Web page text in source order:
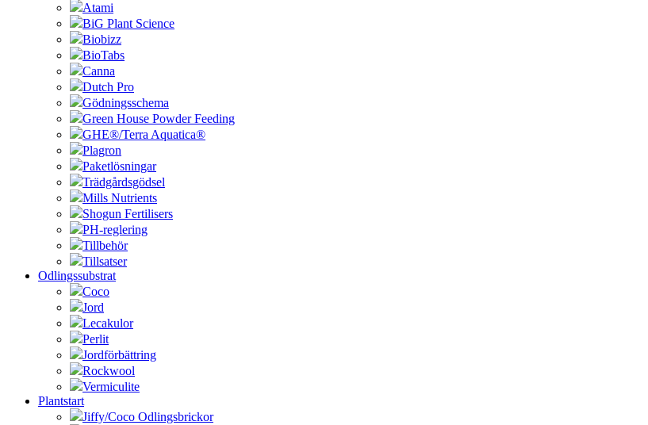
Atami
BiG Plant Science
Biobizz
BioTabs
Canna
Dutch Pro
Gödningsschema
Green House Powder Feeding
GHE®/Terra Aquatica®
Plagron
Paketlösningar
Trädgårdsgödsel
Mills Nutrients
Shogun Fertilisers
PH-reglering
Tillbehör
Tillsatser
Odlingssubstrat
Coco
Jord
Lecakulor
Perlit
Jordförbättring
Rockwool
Vermiculite
Plantstart
Jiffy/Coco Odlingsbrickor